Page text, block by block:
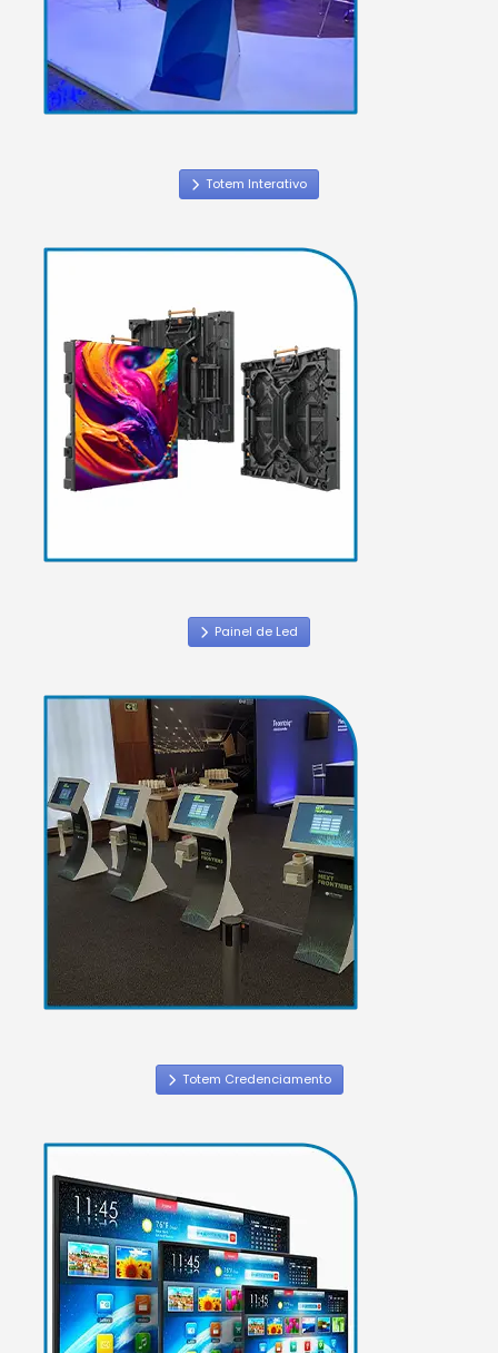
Totem Interativo
Painel de Led
Totem Credenciamento